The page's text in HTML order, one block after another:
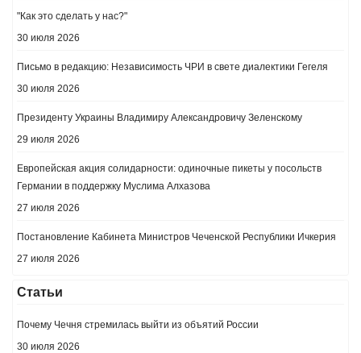
"Как это сделать у нас?"
30 июля 2026
Письмо в редакцию: Независимость ЧРИ в свете диалектики Гегеля
30 июля 2026
Президенту Украины Владимиру Александровичу Зеленскому
29 июля 2026
Европейская акция солидарности: одиночные пикеты у посольств
Германии в поддержку Муслима Алхазова
27 июля 2026
Постановление Кабинета Министров Чеченской Республики Ичкерия
27 июля 2026
Статьи
Почему Чечня стремилась выйти из объятий России
30 июля 2026